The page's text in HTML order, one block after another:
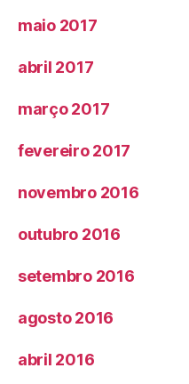
maio 2017
abril 2017
março 2017
fevereiro 2017
novembro 2016
outubro 2016
setembro 2016
agosto 2016
abril 2016